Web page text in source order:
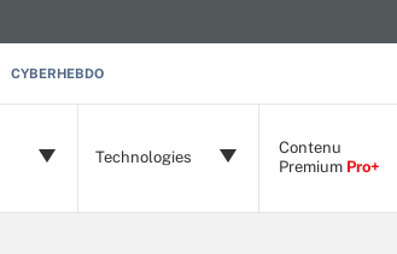
CYBERHEBDO
Technologies
Contenu
Premium Pro+